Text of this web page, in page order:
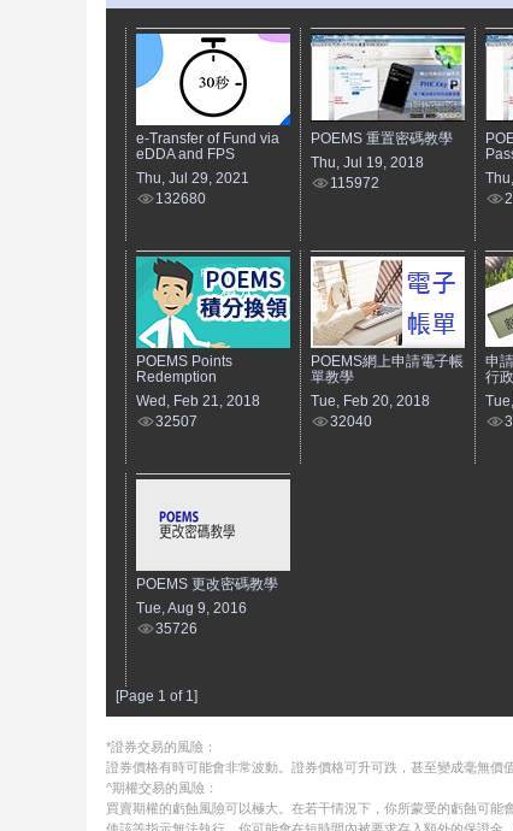
e-Transfer of Fund via
eDDA and FPS
Thu, Jul 29, 2021
132680
POEMS 重置密碼教學
Thu, Jul 19, 2018
115972
POEMS Points
Redemption
Wed, Feb 21, 2018
32507
POEMS網上申請電子帳
單教學
Tue, Feb 20, 2018
32040
申
行
POEMS 更改密碼教學
Tue, Aug 9, 2016
35726
[Page 1 of 1]
*證券交易的風險：
證券價格有時可能會非常波動。證券價格可升可跌，甚至變成毫無價
^期權交易的風險：
買賣期權的虧蝕風險可以極大。在若干情況下，你所蒙受的虧蝕可能